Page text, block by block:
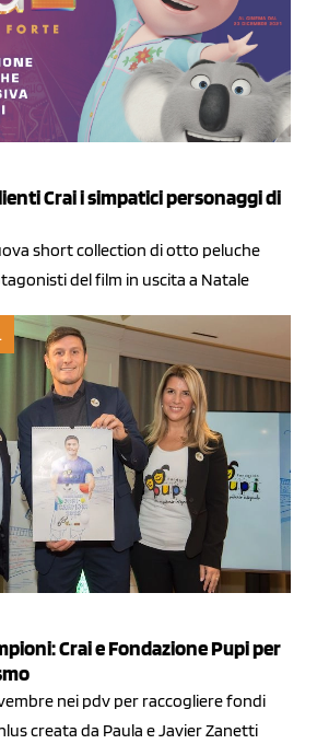
Crai i simpatici personaggi di
short collection di otto peluche
del film in uscita a Natale
Crai e Fondazione Pupi per
nei pdv per raccogliere fondi
creata da Paula e Javier Zanetti